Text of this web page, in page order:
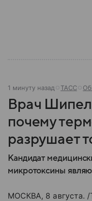
1 минуту назад ТАСС
Врач
почему
разрушает
Кандидат
микротоксины
МОСКВА, 8 августа.